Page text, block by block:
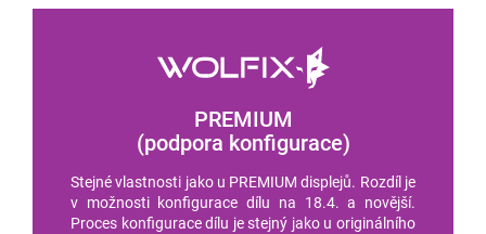
PREMIUM
(podpora konfigurace)
Stejné vlastnosti jako u PREMIUM displejů. Rozdíl je
v možnosti konfigurace dílu na 18.4. a novější.
Proces konfigurace dílu je stejný jako u originálního